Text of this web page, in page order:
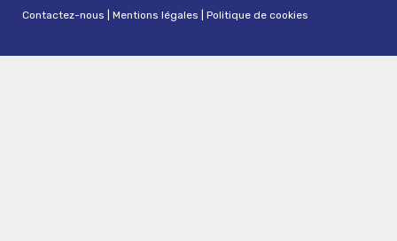
Contactez-nous |Mentions légales |Politique de cookies